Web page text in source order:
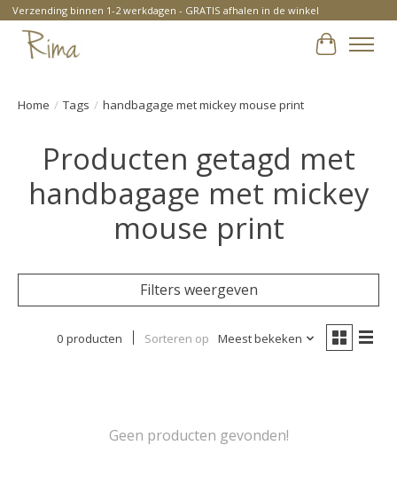
Verzending binnen 1-2 werkdagen - GRATIS afhalen in de winkel
Home / Tags / handbagage met mickey mouse print
Producten getagd met
handbagage met mickey
mouse print
Filters weergeven
0 producten Sorteren op Meest bekeken
Geen producten gevonden!